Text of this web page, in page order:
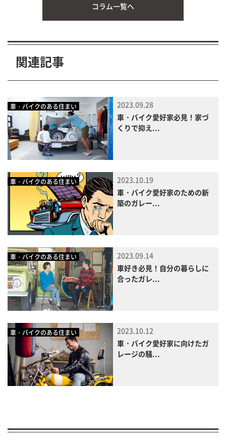
コラム一覧へ
関連記事
車・バイクのある住まい
2023.09.28
車・バイク愛好家必見！家づ
くりで抑え...
車・バイクのある住まい
2023.10.19
車・バイク愛好家のための新
築のガレー...
車・バイクのある住まい
2023.09.14
車好き必見！自分の暮らしに
合ったガレ...
車・バイクのある住まい
2023.10.12
車・バイク愛好家に向けたガ
レージの騒...